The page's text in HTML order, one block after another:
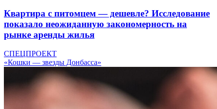
Квартира с питомцем — дешевле? Исследование
показало неожиданную закономерность на
рынке аренды жилья
СПЕЦПРОЕКТ
«Кошки — звезды Донбасса»